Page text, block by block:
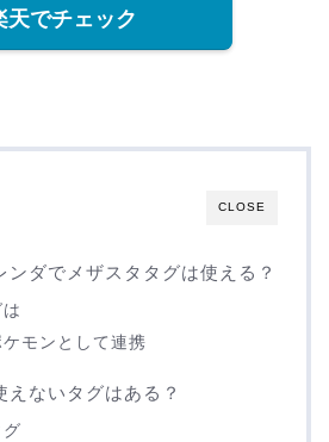
天でチェック
CLOSE
ンダでメザスタタグは使える？
モンとして連携
えないタグはある？